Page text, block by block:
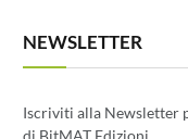
NEWSLETTER
Iscriviti alla Newsletter
di BitMAT Edizioni.